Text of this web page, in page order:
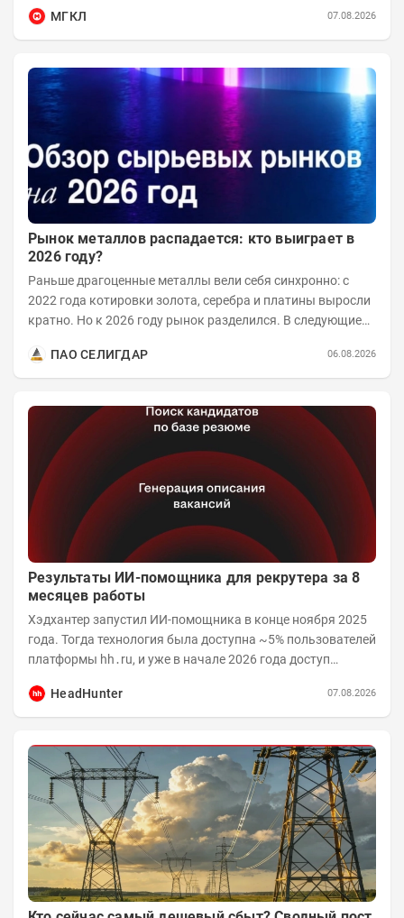
МГКЛ
07.08.2026
Рынок металлов распадается: кто выиграет в
2026 году?
Раньше драгоценные металлы вели себя синхронно: с
2022 года котировки золота, серебра и платины выросли
кратно. Но к 2026 году рынок разделился. В следующие
ПАО СЕЛИГДАР
06.08.2026
Результаты ИИ-помощника для рекрутера за 8
месяцев работы
Хэдхантер запустил ИИ-помощника в конце ноября 2025
года. Тогда технология была доступна ~5% пользователей
платформы hh․ru, и уже в начале 2026 года доступ
HeadHunter
07.08.2026